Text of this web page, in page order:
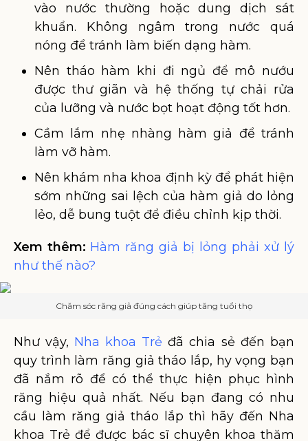
vào nước thường hoặc dung dịch sát
khuẩn. Không ngâm trong nước quá
nóng để tránh làm biến dạng hàm.
Nên tháo hàm khi đi ngủ để mô nướu
được thư giãn và hệ thống tự chải rửa
của lưỡng và nước bọt hoạt động tốt hơn.
Cầm lắm nhẹ nhàng hàm giả để tránh
làm vỡ hàm.
Nên khám nha khoa định kỳ để phát hiện
sớm những sai lệch của hàm giả do lỏng
lẻo, dễ bung tuột để điều chỉnh kịp thời.
Xem thêm: Hàm răng giả bị lỏng phải xử lý
như thế nào?
Chăm sóc răng giả đúng cách giúp tăng tuổi thọ
Như vậy, Nha khoa Trẻ đã chia sẻ đến bạn
quy trình làm răng giả tháo lắp, hy vọng bạn
đã nắm rõ để có thể thực hiện phục hình
răng hiệu quả nhất. Nếu bạn đang có nhu
cầu làm răng giả tháo lắp thì hãy đến Nha
khoa Trẻ để được bác sĩ chuyên khoa thăm